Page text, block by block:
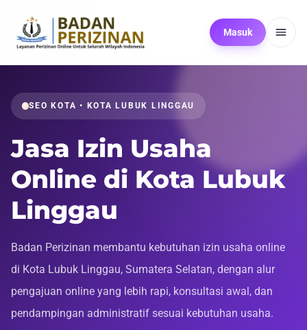
Masuk
SEO KOTA • KOTA LUBUK LINGGAU
Jasa Izin Usaha
Online di Kota Lubuk
Linggau
Badan Perizinan membantu kebutuhan izin usaha online
di Kota Lubuk Linggau, Sumatera Selatan, dengan alur
pengajuan online yang lebih rapi, konsultasi awal, dan
pendampingan administratif sesuai kebutuhan usaha.